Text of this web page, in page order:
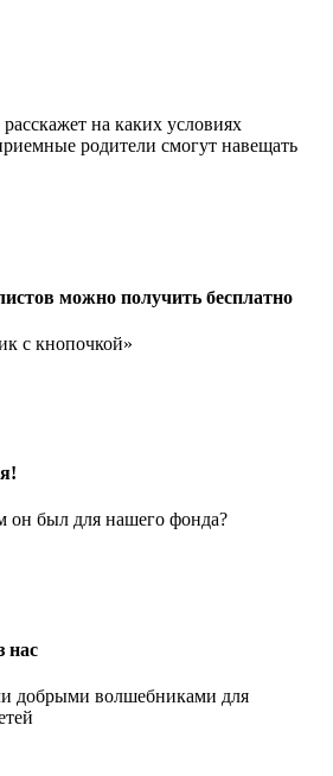
на каких условиях
родители смогут навещать
можно получить бесплатно
с кнопочкой»
он был для нашего фонда?
нас
добрыми волшебниками для